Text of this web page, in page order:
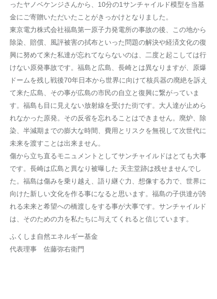
ったヤノベケンジさんから、10分の1サンチャイルド模型を当基
金にご寄贈いただいたことがきっかけとなりました。
東京電力株式会社福島第一原子力発電所の事故の後、この地から
除染、賠償、風評被害の拭布といった問題の解決や経済文化の復
興に努めて来た私達が忘れてならないのは、二度と起こしては行
けない原発事故です。福島と広島、長崎とは異なりますが、原爆
ドームを残し戦後70年日本から世界に向けて核兵器の廃絶を訴え
て来た広島、その事が広島の市民の自立と復興に繋がっていま
す。福島も目に見えない放射線を受けた街です。大人達が止めら
れなかった原発。その反省を忘れることはできません。廃炉、除
染、半減期までの膨大な時間、費用とリスクを無視して次世代に
未来を渡すことは出来ません。
傷から立ち直るモニュメントとしてサンチャイルドはとても大事
です。長崎は広島と異なり被曝した 天主堂跡は残せませんでし
た。福島は傷みを乗り越え、語り継ぐ力、想像する力で、世界に
向けた新しい文化を作る事になると思います。福島の子供達が誇
れる未来と希望への橋渡しをする事が大事です。サンチャイルド
は、そのための力を私たちに与えてくれると信じています。
ふくしま自然エネルギー基金
代表理事 佐藤弥右衛門